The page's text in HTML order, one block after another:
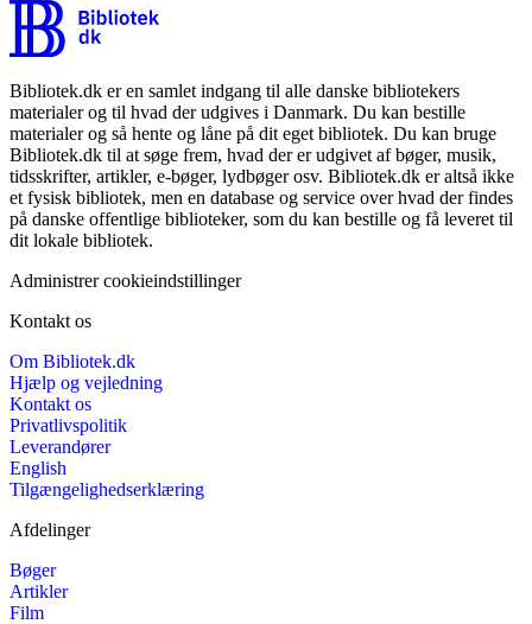
Bibliotek.dk er en samlet indgang til alle danske bibliotekers
materialer og til hvad der udgives i Danmark. Du kan bestille
materialer og så hente og låne på dit eget bibliotek. Du kan bruge
Bibliotek.dk til at søge frem, hvad der er udgivet af bøger, musik,
tidsskrifter, artikler, e-bøger, lydbøger osv. Bibliotek.dk er altså ikke
et fysisk bibliotek, men en database og service over hvad der findes
på danske offentlige biblioteker, som du kan bestille og få leveret til
dit lokale bibliotek.
Administrer cookieindstillinger
Kontakt os
Om Bibliotek.dk
Hjælp og vejledning
Kontakt os
Privatlivspolitik
Leverandører
English
Tilgængelighedserklæring
Afdelinger
Bøger
Artikler
Film